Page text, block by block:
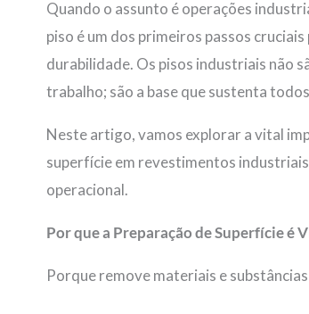
Quando o assunto é operações
piso é um dos primeiros passos
durabilidade. Os pisos industriais não
trabalho; são a base que sustenta
Neste artigo, vamos explorar a vital
superfície em revestimentos
operacional.
Por que a Preparação de Superfície é
Porque remove materiais e